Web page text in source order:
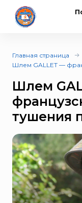
Главная страница
Шлем GALLET —
Шлем
тушения